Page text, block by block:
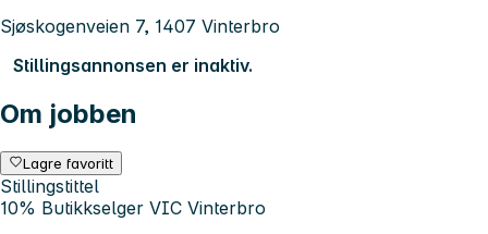
Sjøskogenveien 7, 1407 Vinterbro
Stillingsannonsen er inaktiv.
Om jobben
Lagre favoritt
Stillingstittel
10% Butikkselger VIC Vinterbro